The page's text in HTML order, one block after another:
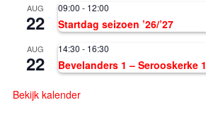
AUG
22
09:00 - 12:00
Startdag seizoen ’26/’27
AUG
22
14:30 - 16:30
Bevelanders 1 – Serooskerke 1
Bekijk kalender